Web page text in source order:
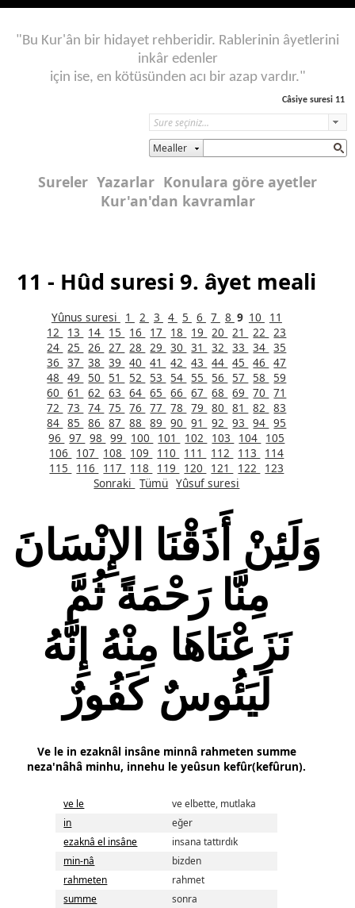
"Bu Kur'ân bir hidayet rehberidir. Rablerinin âyetlerini
inkâr edenler
için ise, en kötüsünden acı bir azap vardır."
Câsiye suresi 11
Mealler
Sureler Yazarlar Konulara göre ayetler
Kur'an'dan kavramlar
11 - Hûd suresi 9. âyet meali
Yûnus suresi 1 2 3 4 5 6 7 8 9 10
11
12
13 14 15 16 17 18 19 20 21 22
23
24 25 26 27 28 29 30 31 32 33 34 35
36
37 38 39 40 41 42 43 44 45 46
47
48
49 50 51 52 53 54 55 56 57 58
59
60
61 62 63 64 65 66 67 68 69 70
71
72
73 74 75 76 77 78 79 80 81 82
83
84 85 86 87 88 89 90 91 92 93 94 95
96
97 98 99 100 101 102 103 104 105
106
107 108 109 110 111 112 113
114
115
116 117 118 119 120 121 122
123
Sonraki
Tümü Yûsuf suresi
وَلَئِنْ أَذَقْنَا الإِنْسَانَ
مِنَّا رَحْمَةً ثُمَّ
نَزَعْنَاهَا مِنْهُ إِنَّهُ
لَيَئُوسٌ كَفُورٌ
Ve le in ezaknâl insâne minnâ rahmeten summe
neza'nâhâ minhu, innehu le yeûsun kefûr(kefûrun).
ve le
ve elbette, mutlaka
in
eğer
ezaknâ el insâne
insana tattırdık
min-nâ
bizden
rahmeten
rahmet
summe
sonra